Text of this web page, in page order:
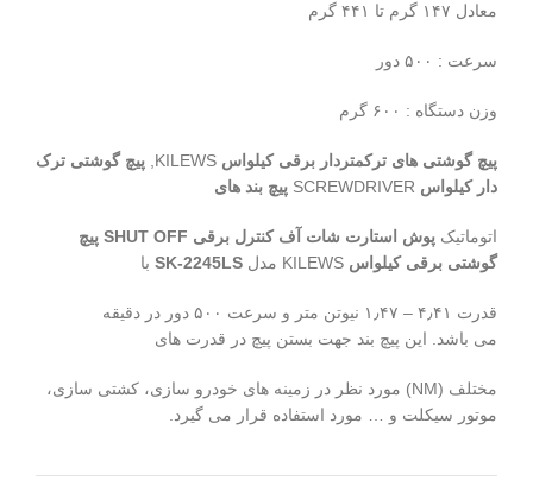
معادل ۱۴۷ گرم تا ۴۴۱ گرم
سرعت : ۵۰۰ دور
وزن دستگاه : ۶۰۰ گرم
پیچ گوشتی های ترکمتردار برقی کیلواس
پیچ گوشتی ترک
دار کیلواس
پیچ بند های
اتوماتیک پوش استارت شات آف کنترل برقی SHUT OFF پیچ
گوشتی برقی کیلواس
SK-2245LS با
قدرت ۴٫۴۱ – ۱٫۴۷ نیوتن متر و سرعت ۵۰۰ دور در دقیقه
می باشد. این پیچ بند جهت بستن پیچ در قدرت های
مختلف (NM) مورد نظر در زمینه های خودرو سازی، کشتی سازی،
موتور سیکلت و … مورد استفاده قرار می گیرد.